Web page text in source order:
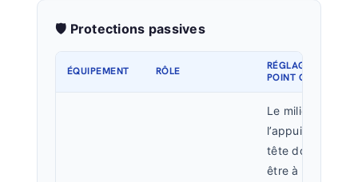
🛡️ Protections passives
ÉQUIPEMENT RÔLE
RÉGLAGE /
POINT CLÉ
Le milieu de
l’appuie-
tête doit
être à la